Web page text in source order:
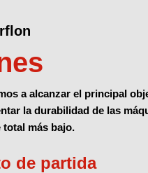
a alcanzar el principal
la durabilidad de las
más bajo.
de partida